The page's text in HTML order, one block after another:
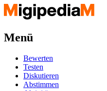
Menü
Bewerten
Testen
Diskutieren
Abstimmen